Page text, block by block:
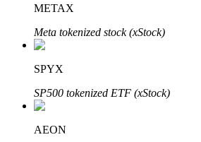
تعلم الستاكينغ
تعرف على كيفية كسب الدخل السلبي
METAX
Meta tokenized stock (xStock)
SPYX
SP500 tokenized ETF (xStock)
AEON